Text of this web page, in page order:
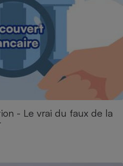
- Le vrai du faux de la